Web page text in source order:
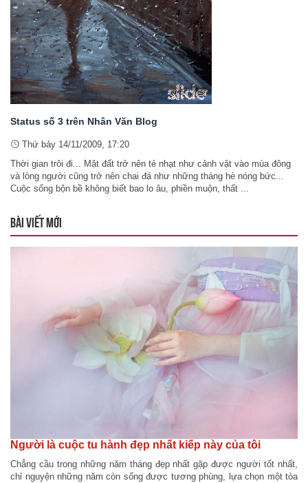
Status số 3 trên Nhân Văn Blog
Thứ bảy 14/11/2009, 17:20
Thời gian trôi đi... Mặt đất trở nên tẻ nhạt như cảnh vật vào mùa đông
và lòng người cũng trở nên chai đá như những tháng hè nóng bức...
Cuộc sống bộn bề không biết bao lo âu, phiền muộn, thất ...
BÀI VIẾT MỚI
Người là cuộc tu hành đẹp nhất kiếp này của tôi
Chẳng cầu trong những năm tháng đẹp nhất gặp được người tốt nhất,
chỉ nguyện những năm còn sống được tương phùng, lựa chọn một tòa